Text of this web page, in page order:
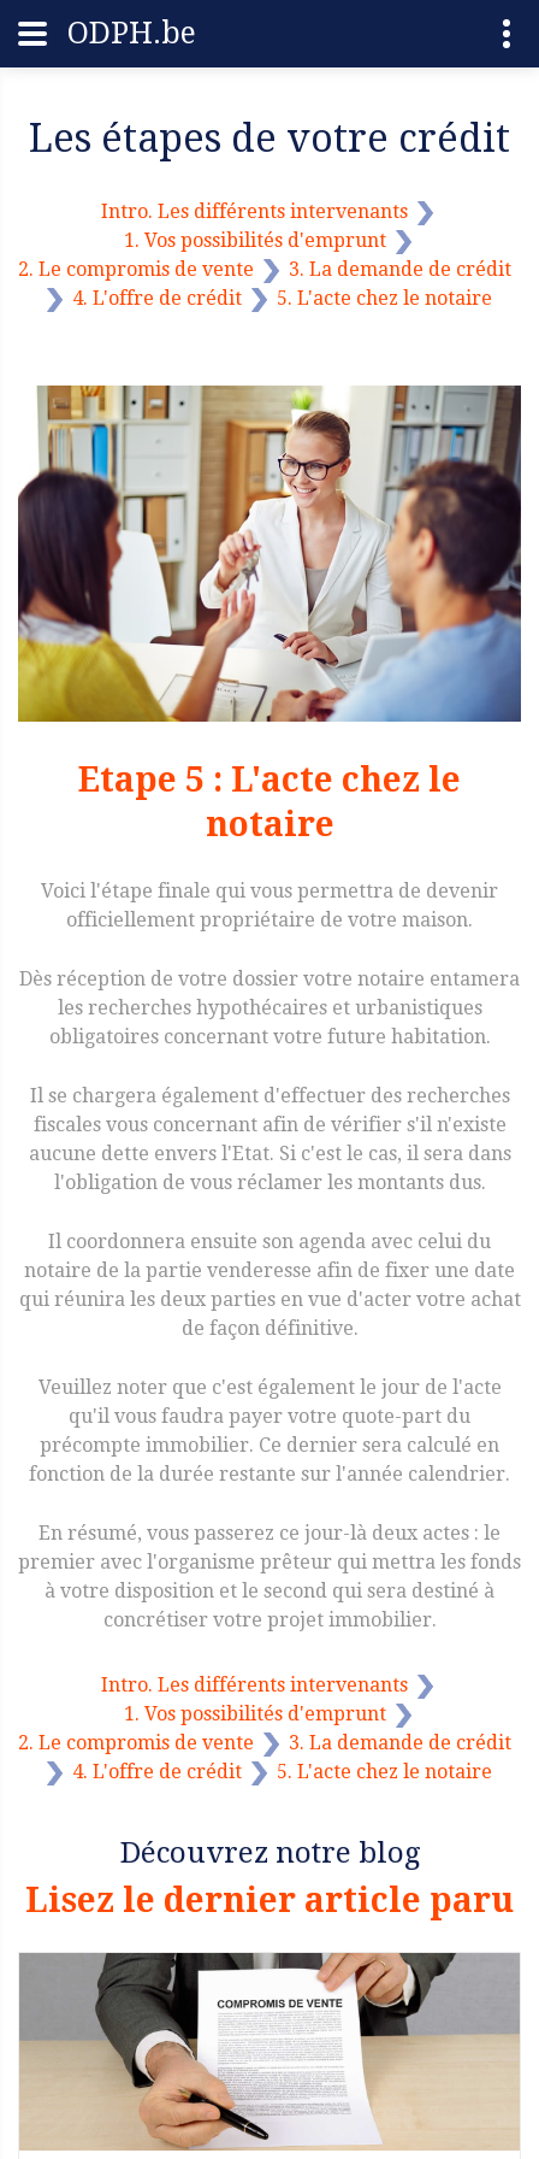
ODPH.be
Les étapes de votre crédit
Intro. Les différents intervenants
1. Vos possibilités d'emprunt
2. Le compromis de vente
3. La demande de crédit
4. L'offre de crédit
5. L'acte chez le notaire
Etape 5 : L'acte chez le
notaire
Voici l'étape finale qui vous permettra de devenir
officiellement propriétaire de votre maison.
Dès réception de votre dossier votre notaire entamera
les recherches hypothécaires et urbanistiques
obligatoires concernant votre future habitation.
Il se chargera également d'effectuer des recherches
fiscales vous concernant afin de vérifier s'il n'existe
aucune dette envers l'Etat. Si c'est le cas, il sera dans
l'obligation de vous réclamer les montants dus.
Il coordonnera ensuite son agenda avec celui du
notaire de la partie venderesse afin de fixer une date
qui réunira les deux parties en vue d'acter votre achat
de façon définitive.
Veuillez noter que c'est également le jour de l'acte
qu'il vous faudra payer votre quote-part du
précompte immobilier. Ce dernier sera calculé en
fonction de la durée restante sur l'année calendrier.
En résumé, vous passerez ce jour-là deux actes : le
premier avec l'organisme prêteur qui mettra les fonds
à votre disposition et le second qui sera destiné à
concrétiser votre projet immobilier.
Intro. Les différents intervenants
1. Vos possibilités d'emprunt
2. Le compromis de vente
3. La demande de crédit
4. L'offre de crédit
5. L'acte chez le notaire
Découvrez notre blog
Lisez le dernier article paru